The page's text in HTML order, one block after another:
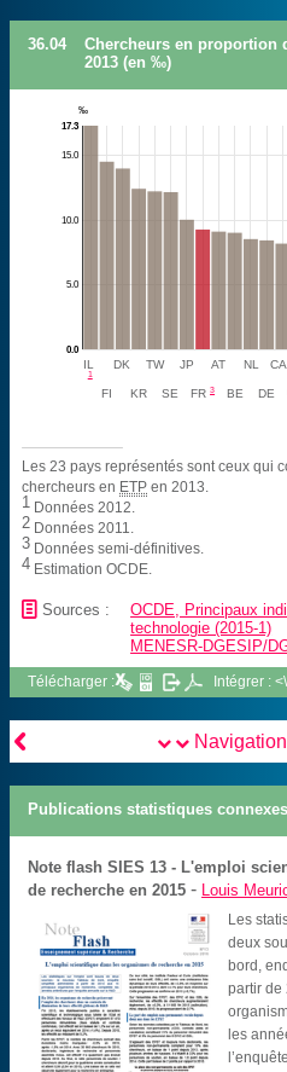
36.04
Chercheurs en proportion
2013 (en ‰)
5.0
10.0
15.0
‰
0.0
17.3
IL
1
DK TW JP AT NL
FI KR SE FR3 BE DE
Les 23 pays représentés sont ceux qui
chercheurs en ETP en 2013.
1 Données 2012.
2 Données 2011.
3 Données semi-définitives.
4 Estimation OCDE.
📄 Sources :
OCDE, Principaux
technologie (2015-1)
MENESR-DGESIP/
Télécharger : Intégrer :

Publications statistiques connexes
Note flash SIES 13 - L'emploi
de recherche en 2015 - Louis
Les
deux
bord,
partir de
les